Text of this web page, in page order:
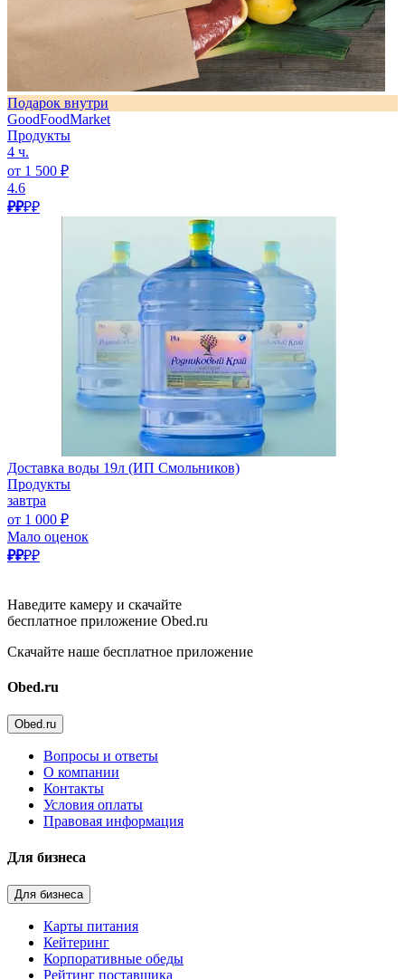
Подарок внутри
GoodFoodMarket
Продукты
4 ч.
от 1 500 ₽
4.6
₽₽₽₽
Доставка воды 19л (ИП Смольников)
Продукты
завтра
от 1 000 ₽
Мало оценок
₽₽₽₽
Наведите камеру и скачайте
бесплатное приложение Obed.ru
Скачайте наше бесплатное приложение
Obed.ru
Obed.ru
Вопросы и ответы
О компании
Контакты
Условия оплаты
Правовая информация
Для бизнеса
Для бизнеса
Карты питания
Кейтеринг
Корпоративные обеды
Рейтинг поставщика